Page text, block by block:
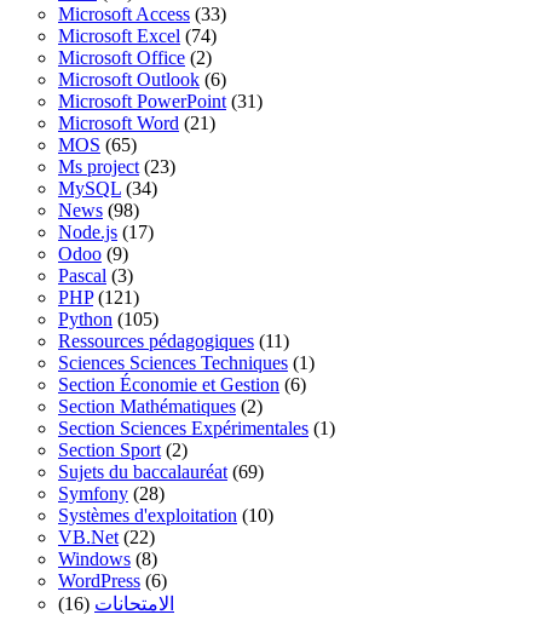
Microsoft Access (33)
Microsoft Excel (74)
Microsoft Office (2)
Microsoft Outlook (6)
Microsoft PowerPoint (31)
Microsoft Word (21)
MOS (65)
Ms project (23)
MySQL (34)
News (98)
Node.js (17)
Odoo (9)
Pascal (3)
PHP(121)
Python (105)
Ressources pédagogiques (11)
Sciences Sciences Techniques (1)
Section Économie et Gestion (6)
Section Mathématiques (2)
Section Sciences Expérimentales (1)
Section Sport (2)
Sujets du baccalauréat (69)
Symfony (28)
Systèmes d'exploitation (10)
VB.Net (22)
Windows (8)
WordPress (6)
الامتحانات (16)